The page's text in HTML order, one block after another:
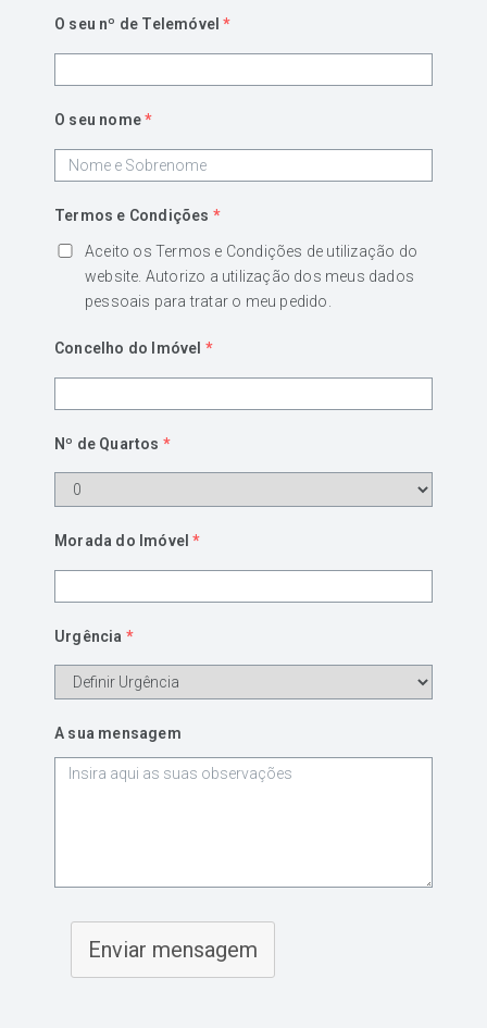
O seu nº de Telemóvel *
O seu nome *
Termos e Condições *
Aceito os Termos e Condições de utilização do
website. Autorizo a utilização dos meus dados
pessoais para tratar o meu pedido.
Concelho do Imóvel *
Nº de Quartos *
Morada do Imóvel *
Urgência *
A sua mensagem
Enviar mensagem